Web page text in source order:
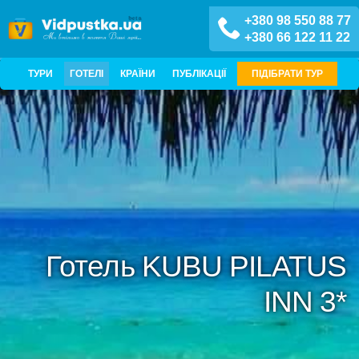
+380 98 550 88 77
+380 66 122 11 22
ТУРИ ГОТЕЛІ КРАЇНИ ПУБЛІКАЦІЇ ПІДІБРАТИ ТУР
Готель KUBU PILATUS
INN 3*